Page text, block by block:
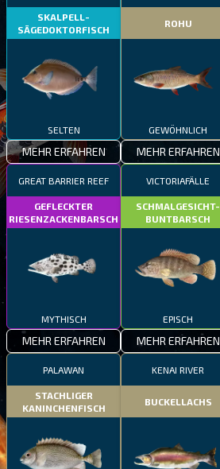
SKALPELL-
SÄGEDOKTORFISCH
SELTEN
MEHR ERFAHREN
ROHU
GEWÖHNLICH
MEHR ERFAHREN
GREAT BARRIER REEF
GEFLECKTER
RIESENZACKENBARSCH
MYTHISCH
MEHR ERFAHREN
VICTORIAFÄLLE
SCHMALGESICHT-
BUNTBARSCH
EPISCH
MEHR ERFAHREN
PALAWAN
STACHLIGER
KANINCHENFISCH
KENAI RIVER
BUCKELLACHS